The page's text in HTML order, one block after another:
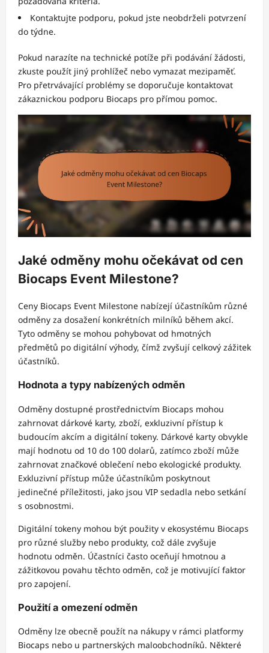
Kontaktujte podporu, pokud jste neobdrželi potvrzení
do týdne.
Pokud narazíte na technické potíže při podávání žádosti,
zkuste použít jiný prohlížeč nebo vymazat mezipaměť.
Pro přetrvávající problémy se doporučuje kontaktovat
zákaznickou podporu Biocaps pro přímou pomoc.
Jaké odměny mohu očekávat od cen
Biocaps Event Milestone?
Ceny Biocaps Event Milestone nabízejí účastníkům různé
odměny za dosažení konkrétních milníků během akcí.
Tyto odměny se mohou pohybovat od hmotných
předmětů po digitální výhody, čímž zvyšují celkový zážitek
účastníků.
Hodnota a typy nabízených odměn
Odměny dostupné prostřednictvím Biocaps mohou
zahrnovat dárkové karty, zboží, exkluzivní přístup k
budoucím akcím a digitální tokeny. Dárkové karty obvykle
mají hodnotu od 10 do 100 dolarů, zatímco zboží může
zahrnovat značkové oblečení nebo ekologické produkty.
Exkluzivní přístup může účastníkům poskytnout
jedinečné příležitosti, jako jsou VIP sedadla nebo setkání
s osobnostmi.
Digitální tokeny mohou být použity v ekosystému Biocaps
pro různé služby nebo produkty, což dále zvyšuje
hodnotu odměn. Účastníci často oceňují hmotnou a
zážitkovou povahu těchto odměn, což je motivující faktor
pro zapojení.
Použití a omezení odměn
Odměny lze obecně použít na nákupy v rámci platformy
Biocaps nebo u partnerských maloobchodníků. Některé